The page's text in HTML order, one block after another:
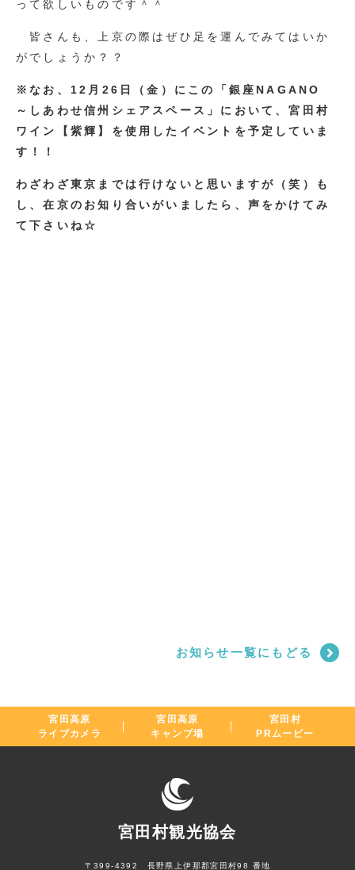
って欲しいものです＾＾
皆さんも、上京の際はぜひ足を運んでみてはいか
がでしょうか？？
※なお、12月26日（金）にこの「銀座NAGANO
～しあわせ信州シェアスペース」において、宮田村
ワイン【紫輝】を使用したイベントを予定していま
す！！
わざわざ東京までは行けないと思いますが（笑）も
し、在京のお知り合いがいましたら、声をかけてみ
て下さいね☆
お知らせ一覧にもどる
宮田高原
ライブカメラ
宮田高原
キャンプ場
宮田村
PRムービー
宮田村観光協会
〒399-4392 長野県上伊那郡宮田村98 番地